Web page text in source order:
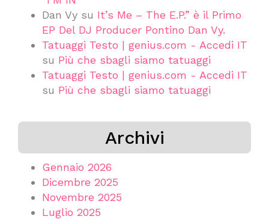
Dan Vy su It’s Me – The E.P.” è il Primo
EP Del DJ Producer Pontino Dan Vy.
Tatuaggi Testo | genius.com - Accedi IT
su Più che sbagli siamo tatuaggi
Tatuaggi Testo | genius.com - Accedi IT
su Più che sbagli siamo tatuaggi
Archivi
Gennaio 2026
Dicembre 2025
Novembre 2025
Luglio 2025